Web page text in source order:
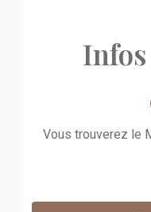
Vous trouverez le